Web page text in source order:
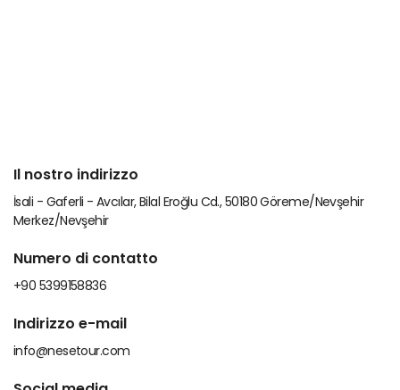
Il nostro indirizzo
İsali - Gaferli - Avcılar, Bilal Eroğlu Cd., 50180 Göreme/Nevşehir
Merkez/Nevşehir
Numero di contatto
+90 5399158836
Indirizzo e-mail
info@nesetour.com